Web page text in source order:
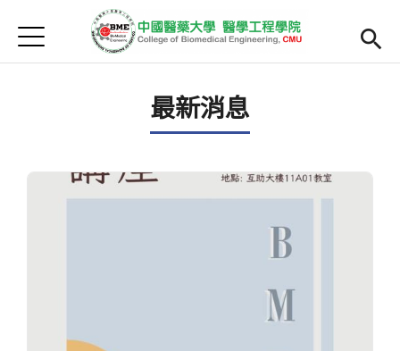
首頁
最新消息
Open submenu (院系簡介)
Open submenu (主任簡介)
主任簡介
Jump to Main content
最新消息